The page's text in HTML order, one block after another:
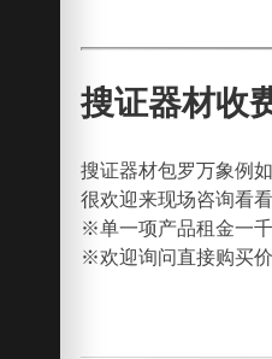
搜证器材收
搜证器材包罗万象例
很欢迎来现场咨询看
※单一项产品租金一
※欢迎询问直接购买